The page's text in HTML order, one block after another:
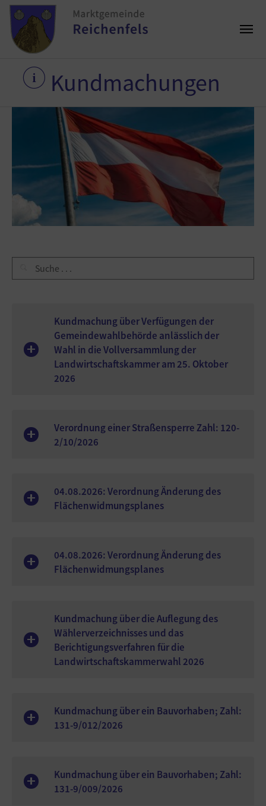
Kundmachungen
Kundmachung über Verfügungen der
Gemeindewahlbehörde anlässlich der
Wahl in die Vollversammlung der
Landwirtschaftskammer am 25. Oktober
2026
Verordnung einer Straßensperre Zahl: 120-
2/10/2026
04.08.2026: Verordnung Änderung des
Flächenwidmungsplanes
04.08.2026: Verordnung Änderung des
Flächenwidmungsplanes
Kundmachung über die Auflegung des
Wählerverzeichnisses und das
Berichtigungsverfahren für die
Landwirtschaftskammerwahl 2026
Kundmachung über ein Bauvorhaben; Zahl:
131-9/012/2026
Kundmachung über ein Bauvorhaben; Zahl:
131-9/009/2026